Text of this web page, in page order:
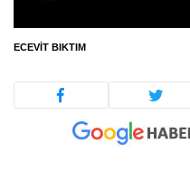
ECEVIT BIKTIM